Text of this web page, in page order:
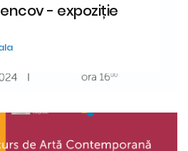
- expoziție